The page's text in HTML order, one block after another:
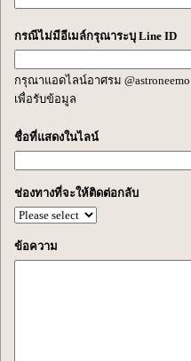
กรณีไม่มีอีเมล์กรุณาระบุ Line ID
กรุณาแอดไลน์อาศรม @astroneemo
เพื่อรับข้อมูล
ชื่อที่แสดงในไลน์
ช่องทางที่จะให้ติดต่อกลับ
ข้อความ